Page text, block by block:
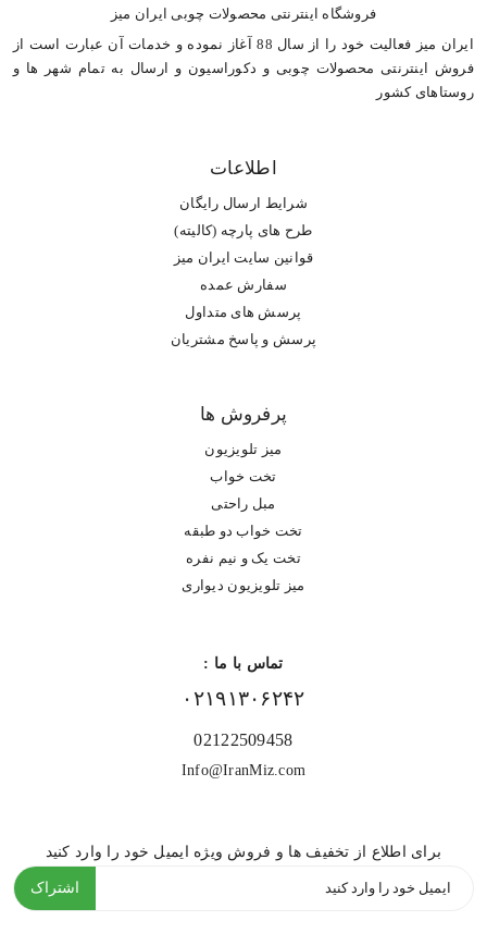
فروشگاه اینترنتی محصولات چوبی ایران میز
ایران میز فعالیت خود را از سال 88 آغاز نموده و خدمات آن عبارت است از
فروش اینترنتی محصولات چوبی و دکوراسیون و ارسال به تمام شهر ها و
روستاهای کشور
اطلاعات
شرایط ارسال رایگان
طرح های پارچه (کالیته)
قوانین سایت ایران میز
سفارش عمده
پرسش های متداول
پرسش و پاسخ مشتریان
پرفروش ها
میز تلویزیون
تخت خواب
مبل راحتی
تخت خواب دو طبقه
تخت یک و نیم نفره
میز تلویزیون دیواری
تماس با ما :
۰۲۱۹۱۳۰۶۲۴۲
02122509458
Info@IranMiz.com
برای اطلاع از تخفیف ها و فروش ویژه ایمیل خود را وارد کنید
اشتراک